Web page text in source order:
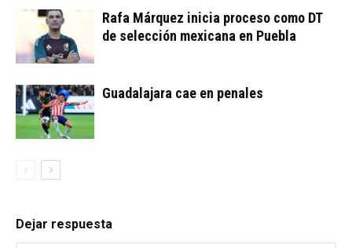
Rafa Márquez inicia proceso como DT
de selección mexicana en Puebla
Guadalajara cae en penales
Dejar respuesta